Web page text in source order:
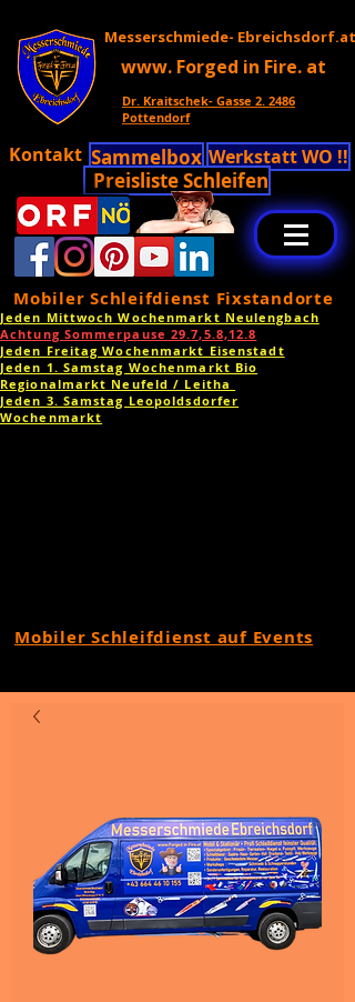
Messerschmiede- Ebreichsdorf.at
www. Forged in Fire. at
Dr. Kraitschek- Gasse 2. 2486
Pottendorf
Kontakt Sammelbox Werkstatt WO !!
Preisliste Schleifen
Mobiler Schleifdienst Fixstandorte
Jeden Mittwoch Wochenmarkt Neulengbach
Achtung Sommerpause 29.7,5.8,12.8
Jeden Freitag Wochenmarkt Eisenstadt
Jeden 1. Samstag Wochenmarkt Bio
Regionalmarkt Neufeld / Leitha
Jeden 3. Samstag Leopoldsdorfer
Wochenmarkt
Mobiler Schleifdienst auf Events